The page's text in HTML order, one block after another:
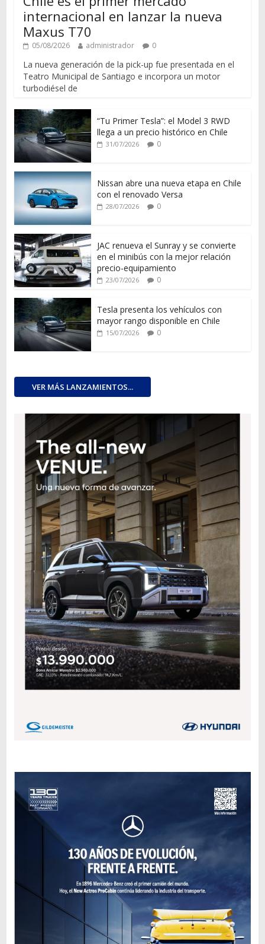
internacional en lanzar la nueva
Maxus T70
05/08/2026 administrador 0
La nueva generación de la pick-up fue presentada en el
Teatro Municipal de Santiago e incorpora un motor
turbodiésel de
“Tu Primer Tesla”: el Model 3 RWD
llega a un precio histórico en Chile
31/07/2026 0
Nissan abre una nueva etapa en Chile
con el renovado Versa
28/07/2026 0
JAC renueva el Sunray y se convierte
en el minibús con la mejor relación
precio-equipamiento
23/07/2026 0
Tesla presenta los vehículos con
mayor rango disponible en Chile
15/07/2026 0
VER MÁS LANZAMIENTOS...